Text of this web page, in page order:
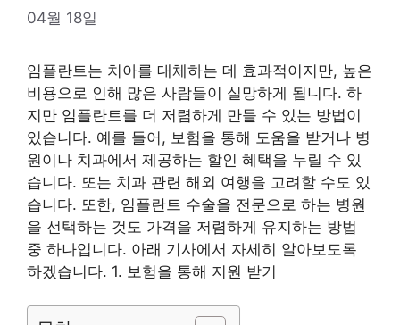
04월 18일
임플란트는 치아를 대체하는 데 효과적이지만, 높은
비용으로 인해 많은 사람들이 실망하게 됩니다. 하
지만 임플란트를 더 저렴하게 만들 수 있는 방법이
있습니다. 예를 들어, 보험을 통해 도움을 받거나 병
원이나 치과에서 제공하는 할인 혜택을 누릴 수 있
습니다. 또는 치과 관련 해외 여행을 고려할 수도 있
습니다. 또한, 임플란트 수술을 전문으로 하는 병원
을 선택하는 것도 가격을 저렴하게 유지하는 방법
중 하나입니다. 아래 기사에서 자세히 알아보도록
하겠습니다. 1. 보험을 통해 지원 받기